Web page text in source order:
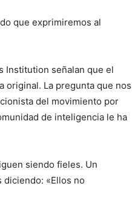
que exprimiremos al
Institution señalan que el
original. La pregunta que nos
del movimiento por
de inteligencia le ha
siendo fieles. Un
«Ellos no